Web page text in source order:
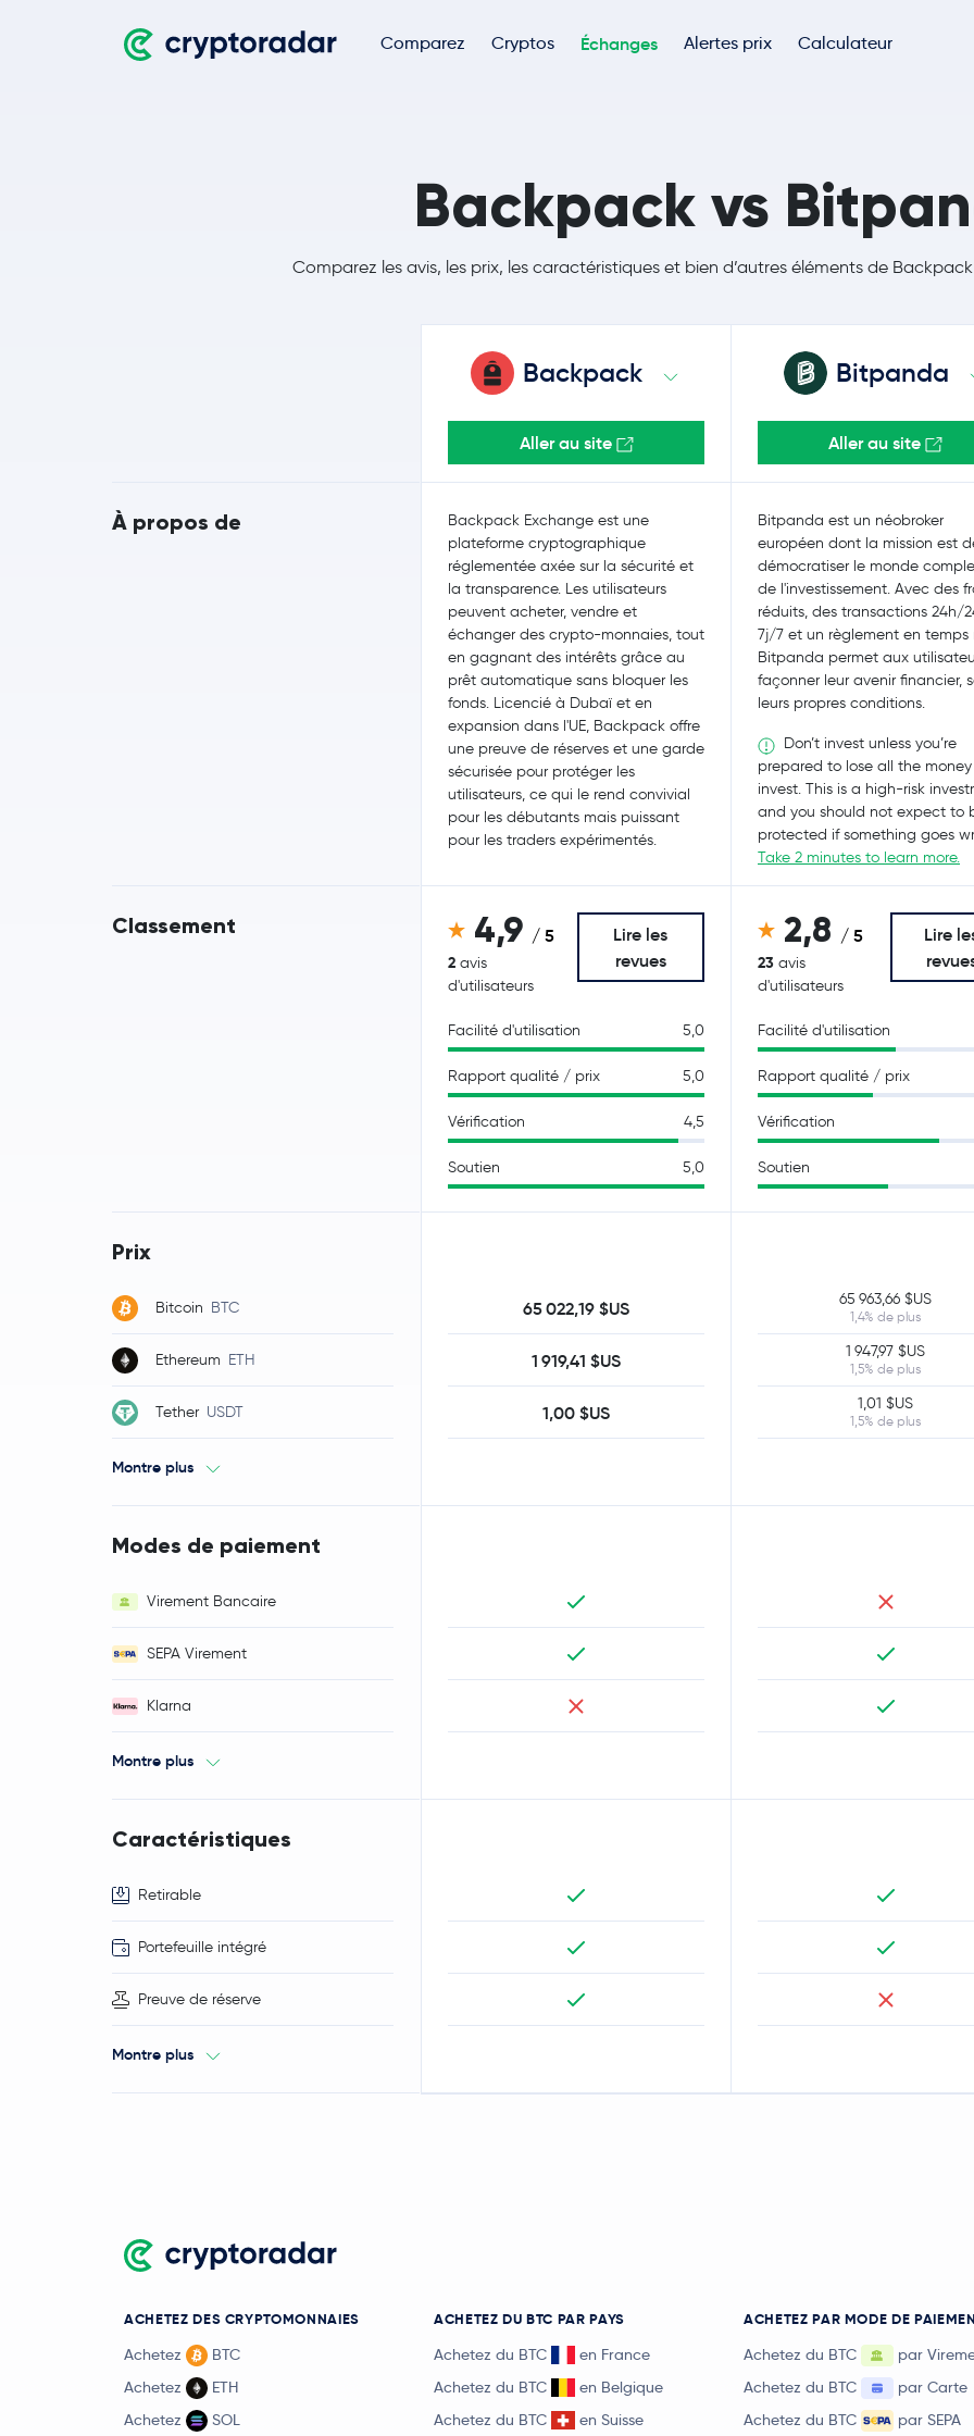
Comparez Cryptos Échanges Alertes prix Calculateur
Backpack vs
Comparez les avis, les prix, les caractéristiques et bien d’autres éléments de
À propos de
Classement
Prix
Bitcoin BTC
Ethereum ETH
Tether USDT
Montre plus
Modes de paiement
Virement Bancaire
SEPA Virement
Klarna
Montre plus
Caractéristiques
Retirable
Portefeuille intégré
Preuve de réserve
Montre plus
Backpack
Aller au site
Backpack Exchange est une
plateforme cryptographique
réglementée axée sur la sécurité et
la transparence. Les utilisateurs
peuvent acheter, vendre et
échanger des crypto-monnaies, tout
en gagnant des intérêts grâce au
prêt automatique sans bloquer les
fonds. Licencié à Dubaï et en
expansion dans l'UE, Backpack offre
une preuve de réserves et une garde
sécurisée pour protéger les
utilisateurs, ce qui le rend convivial
pour les débutants mais puissant
pour les traders expérimentés.
4,9 / 5
2 avis
d'utilisateurs
Lire les
revues
Facilité d'utilisation 5,0
Rapport qualité / prix 5,0
Vérification 4,5
Soutien 5,0
65 022,19 $US
1 919,41 $US
1,00 $US
Bitpanda
Aller au site
Bitpanda est un néobroker
européen dont la mission est
démocratiser le monde
de l'investissement. Avec des
réduits, des transactions 24h/
7j/7 et un règlement en temps
Bitpanda permet aux
façonner leur avenir financier,
leurs propres conditions.
Don’t invest unless you’re
prepared to lose all the money
invest. This is a high-risk
and you should not expect to
protected if something goes
Take 2 minutes to learn more.
2,8 / 5
23 avis
d'utilisateurs
Lire
Facilité d'utilisation
Rapport qualité / prix
Vérification
Soutien
65 963,66 $US
1,4% de plus
1 947,97 $US
1,5% de plus
1,01 $US
1,5% de plus
ACHETEZ DES CRYPTOMONNAIES
Achetez
BTC
Achetez
ETH
Achetez
SOL
ACHETEZ DU BTC PAR PAYS
Achetez du BTC
en France
Achetez du BTC
en Belgique
Achetez du BTC
en Suisse
ACHETEZ PAR MODE DE
Achetez du BTC
par
Achetez du BTC
par Carte
Achetez du BTC
par SEPA